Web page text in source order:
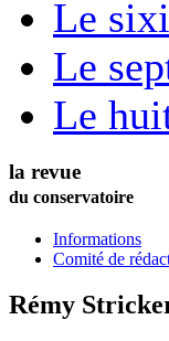
Le
Le
Le
la revue
du conservatoire
Informations
Comité de
Rémy